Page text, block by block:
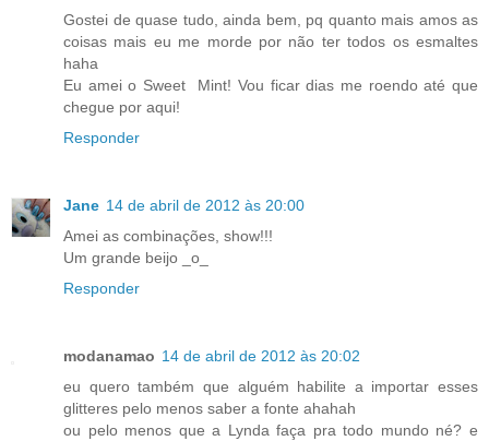
Gostei de quase tudo, ainda bem, pq quanto mais amos as
coisas mais eu me morde por não ter todos os esmaltes
haha
Eu amei o Sweet Mint! Vou ficar dias me roendo até que
chegue por aqui!
Responder
Jane 14 de abril de 2012 às 20:00
Amei as combinações, show!!!
Um grande beijo _o_
Responder
modanamao 14 de abril de 2012 às 20:02
eu quero também que alguém habilite a importar esses
glitteres pelo menos saber a fonte ahahah
ou pelo menos que a Lynda faça pra todo mundo né? e